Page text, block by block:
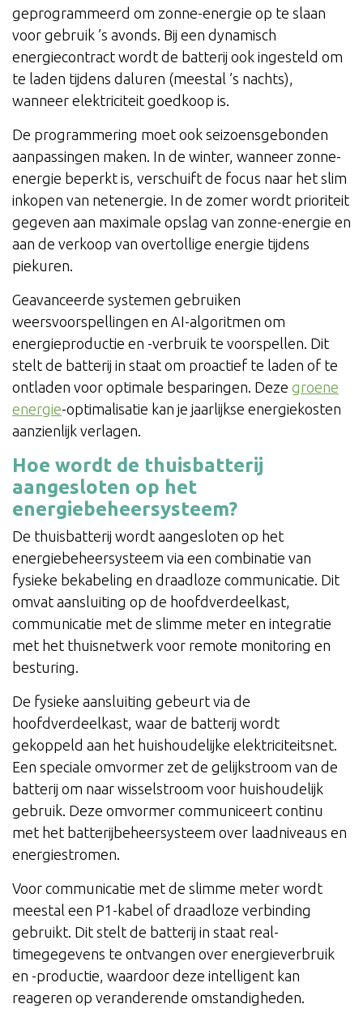
geprogrammeerd om zonne-energie op te slaan
voor gebruik ’s avonds. Bij een dynamisch
energiecontract wordt de batterij ook ingesteld om
te laden tijdens daluren (meestal ’s nachts),
wanneer elektriciteit goedkoop is.
De programmering moet ook seizoensgebonden
aanpassingen maken. In de winter, wanneer zonne-
energie beperkt is, verschuift de focus naar het slim
inkopen van netenergie. In de zomer wordt prioriteit
gegeven aan maximale opslag van zonne-energie en
aan de verkoop van overtollige energie tijdens
piekuren.
Geavanceerde systemen gebruiken
weersvoorspellingen en AI-algoritmen om
energieproductie en -verbruik te voorspellen. Dit
stelt de batterij in staat om proactief te laden of te
ontladen voor optimale besparingen. Deze groene
energie-optimalisatie kan je jaarlijkse energiekosten
aanzienlijk verlagen.
Hoe wordt de thuisbatterij
aangesloten op het
energiebeheersysteem?
De thuisbatterij wordt aangesloten op het
energiebeheersysteem via een combinatie van
fysieke bekabeling en draadloze communicatie. Dit
omvat aansluiting op de hoofdverdeelkast,
communicatie met de slimme meter en integratie
met het thuisnetwerk voor remote monitoring en
besturing.
De fysieke aansluiting gebeurt via de
hoofdverdeelkast, waar de batterij wordt
gekoppeld aan het huishoudelijke elektriciteitsnet.
Een speciale omvormer zet de gelijkstroom van de
batterij om naar wisselstroom voor huishoudelijk
gebruik. Deze omvormer communiceert continu
met het batterijbeheersysteem over laadniveaus en
energiestromen.
Voor communicatie met de slimme meter wordt
meestal een P1-kabel of draadloze verbinding
gebruikt. Dit stelt de batterij in staat real-
timegegevens te ontvangen over energieverbruik
en -productie, waardoor deze intelligent kan
reageren op veranderende omstandigheden.